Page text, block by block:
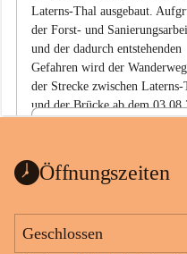
Laterns-Thal ausgebaut.
der Forst- und
und der dadurch entstehenden
Gefahren wird der
der Strecke zwischen
und der Brücke ab dem
ht
1 Seite•0,1 MB
Öffnungszeiten
Geschlossen